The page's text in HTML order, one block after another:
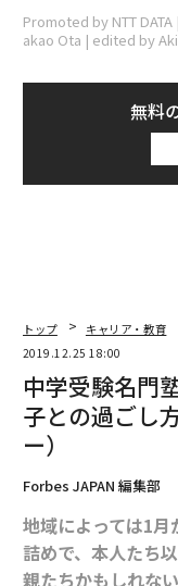
Promoted by NTT
akao Ota | edited by
無料
トップ キャリア・教育
2019.12.25 18:00
中学受験名門
子との過ごし
ー）
Forbes JAPAN 編集部
地域によっては1
詰めで、本人たち
親たちかもしれな